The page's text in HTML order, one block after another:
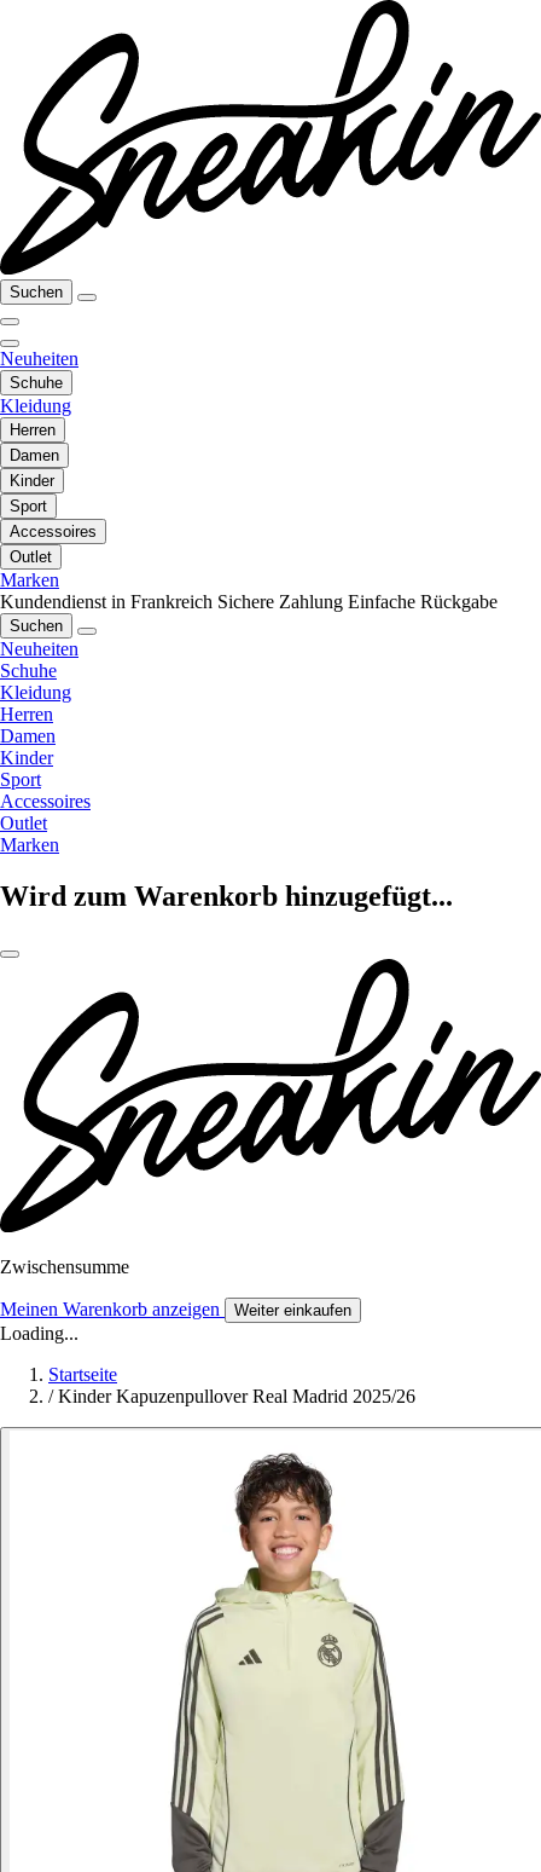
Suchen
Neuheiten
Schuhe
Kleidung
Herren
Damen
Kinder
Sport
Accessoires
Outlet
Marken
Kundendienst in Frankreich Sichere Zahlung Einfache Rückgabe
Suchen
Neuheiten
Schuhe
Kleidung
Herren
Damen
Kinder
Sport
Accessoires
Outlet
Marken
Wird zum Warenkorb hinzugefügt...
Zwischensumme
Meinen Warenkorb anzeigen Weiter einkaufen
Loading...
Startseite
/ Kinder Kapuzenpullover Real Madrid 2025/26